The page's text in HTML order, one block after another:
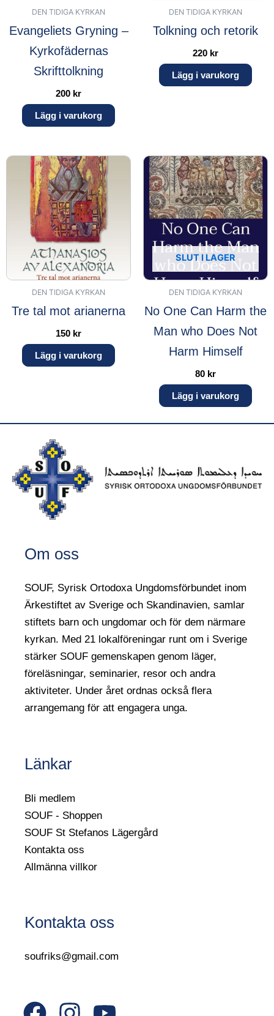
DEN TIDIGA KYRKAN
Evangeliets Gryning –
Kyrkofädernas
Skrifttolkning
200 kr
Lägg i varukorg
DEN TIDIGA KYRKAN
Tolkning och retorik
220 kr
Lägg i varukorg
DEN TIDIGA KYRKAN
Tre tal mot arianerna
150 kr
Lägg i varukorg
SLUT I LAGER
DEN TIDIGA KYRKAN
No One Can Harm the
Man who Does Not
Harm Himself
80 kr
Lägg i varukorg
Om oss
SOUF, Syrisk Ortodoxa Ungdomsförbundet inom
Ärkestiftet av Sverige och Skandinavien, samlar
stiftets barn och ungdomar och för dem närmare
kyrkan. Med 21 lokalföreningar runt om i Sverige
stärker SOUF gemenskapen genom läger,
föreläsningar, seminarier, resor och andra
aktiviteter. Under året ordnas också flera
arrangemang för att engagera unga.
Länkar
Bli medlem
SOUF - Shoppen
SOUF St Stefanos Lägergård
Kontakta oss
Allmänna villkor
Kontakta oss
soufriks@gmail.com
F I Y